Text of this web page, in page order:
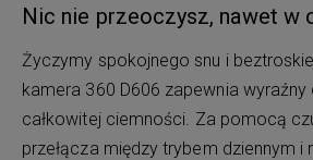
Nic nie przeoczysz, nawet w
Życzymy spokojnego snu i
kamera 360 D606 zapewnia
całkowitej ciemności. Za pomocą
przełącza między trybem dziennym i